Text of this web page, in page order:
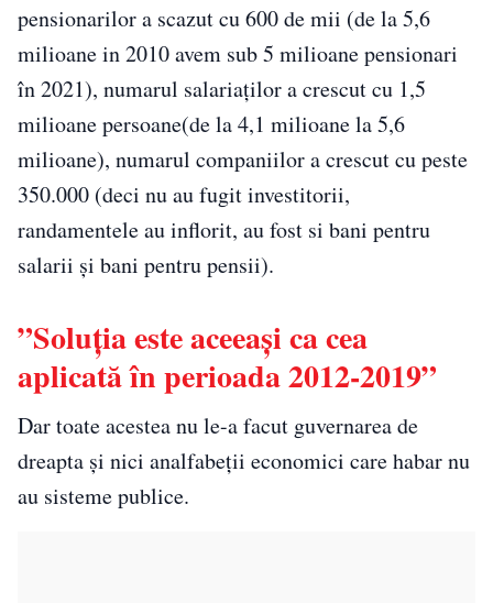
pensionarilor a scazut cu 600 de mii (de la 5,6
milioane in 2010 avem sub 5 milioane pensionari
în 2021), numarul salariaților a crescut cu 1,5
milioane persoane(de la 4,1 milioane la 5,6
milioane), numarul companiilor a crescut cu peste
350.000 (deci nu au fugit investitorii,
randamentele au inflorit, au fost si bani pentru
salarii și bani pentru pensii).
”Soluția este aceeași ca cea
aplicată în perioada 2012-2019”
Dar toate acestea nu le-a facut guvernarea de
dreapta și nici analfabeții economici care habar nu
au sisteme publice.